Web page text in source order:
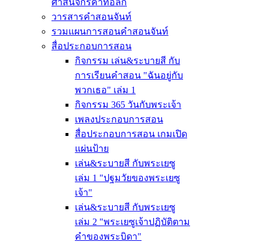
ศาสนจักรคาทอลิก
วารสารคำสอนจันท์
รวมแผนการสอนคำสอนจันท์
สื่อประกอบการสอน
กิจกรรม เล่น&ระบายสี กับ
การเรียนคำสอน "ฉันอยู่กับ
พวกเธอ" เล่ม 1
กิจกรรม 365 วันกับพระเจ้า
เพลงประกอบการสอน
สื่อประกอบการสอน เกมเปิด
แผ่นป้าย
เล่น&ระบายสี กับพระเยซู
เล่ม 1 "ปฐมวัยของพระเยซู
เจ้า"
เล่น&ระบายสี กับพระเยซู
เล่ม 2 "พระเยซูเจ้าปฏิบัติตาม
คำของพระบิดา"